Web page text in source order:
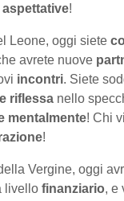
aspettative!
Leone, oggi siete
avrete nuove
incontri. Siete
riflessa nello
mentalmente! Chi
!
Vergine, oggi
livello finanziario, e